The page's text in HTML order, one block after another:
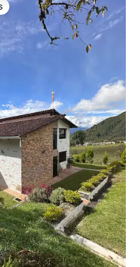
plus appréciés